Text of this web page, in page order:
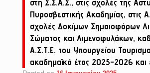
στη Σ.Σ.Α.Σ., στις σχολές της
Πυροσβεστικής Ακαδημίας, στις
σχολές Δοκίμων Σημαιοφόρων
Σώματος και Λιμενοφυλάκων,
Α.Σ.Τ.Ε. του Υπουργείου
ακαδημαϊκό έτος 2025-2026 και